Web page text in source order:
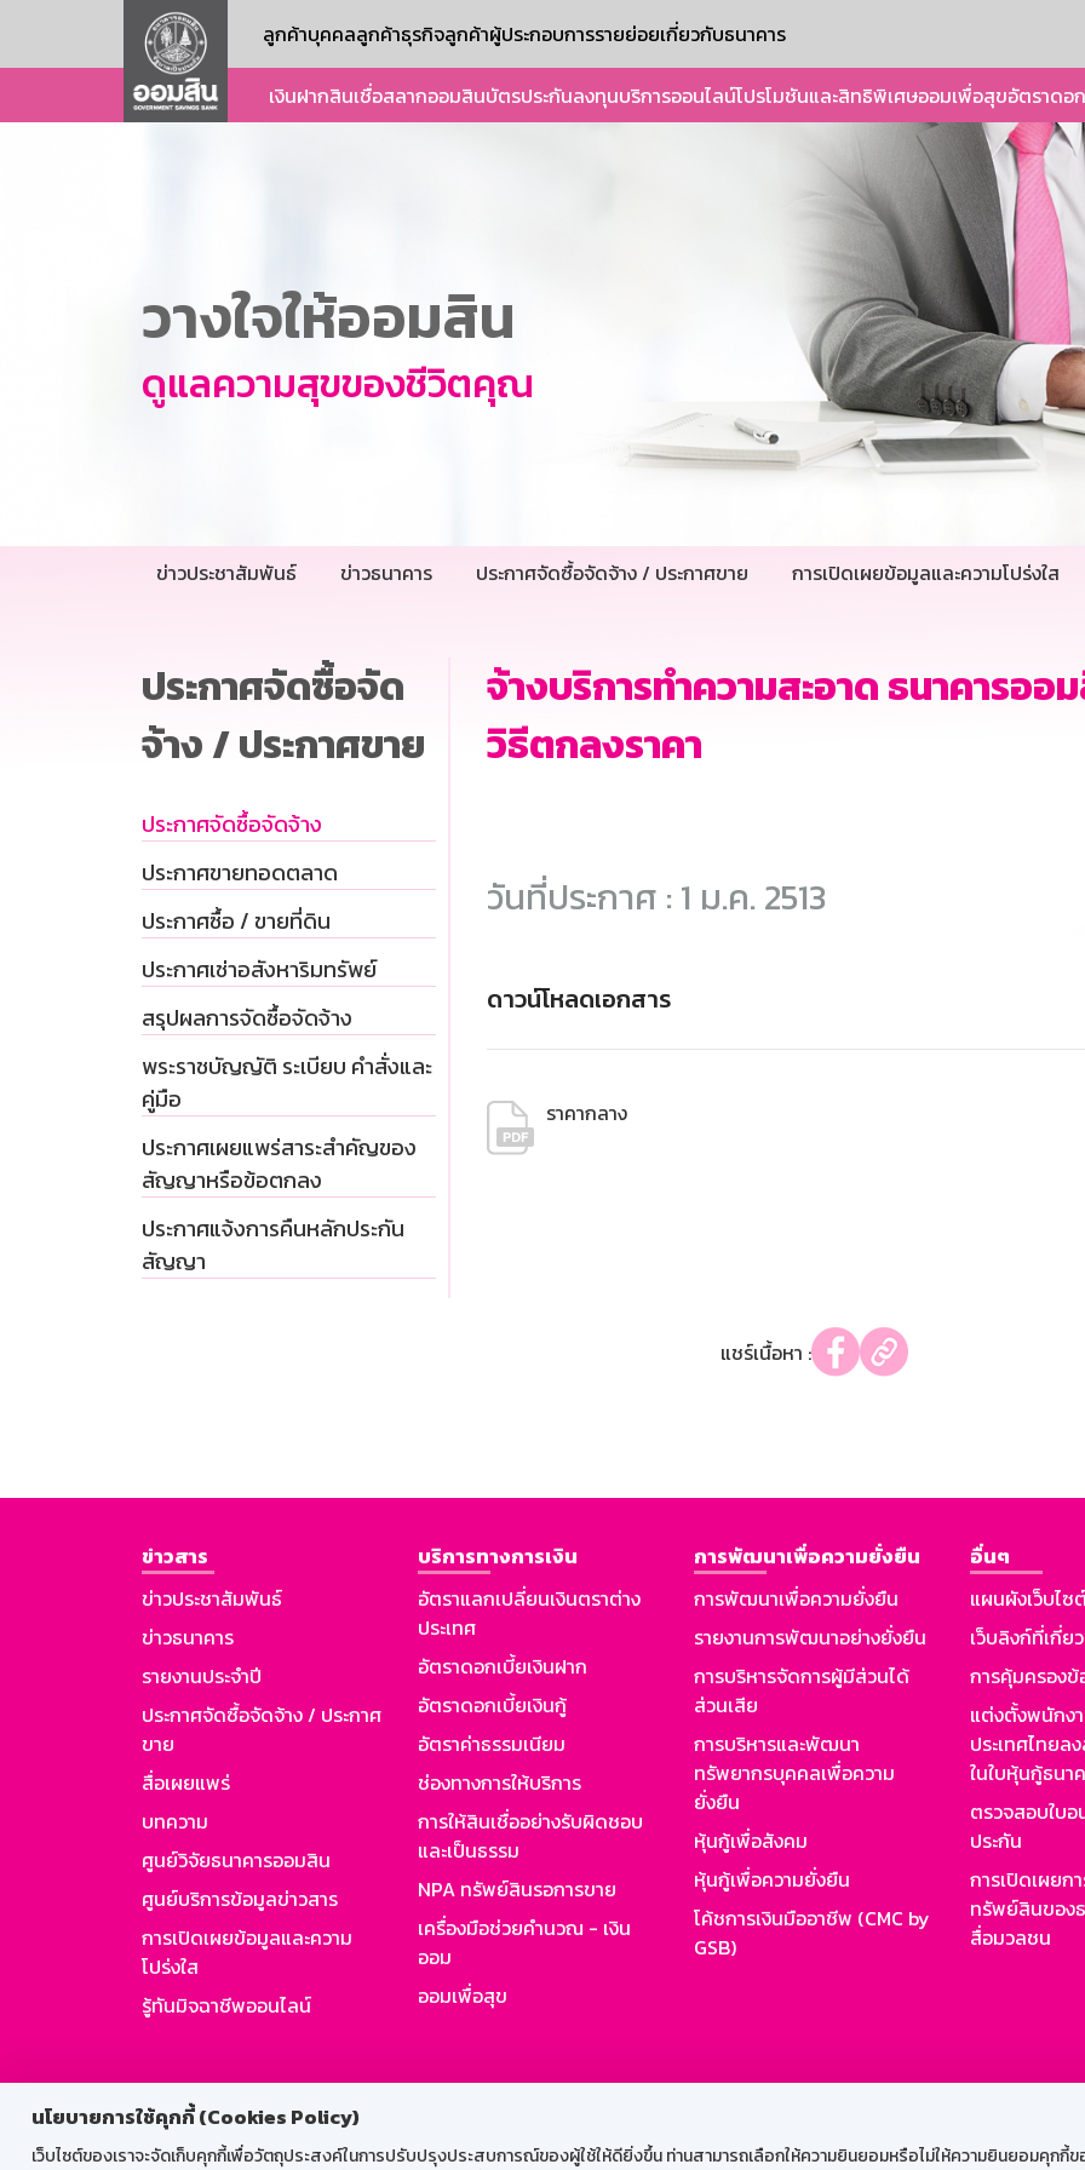
นโยบายการใช้คุกกี้ (Cookies Policy)
เว็บไซต์ของเราจะจัดเก็บคุกกี้เพื่อวัตถุประสงค์ในการปรับปรุงประสบการณ์ของผู้ใช้ให้ดียิ่งขึ้น ท่านสามารถเลือกให้ความยินยอมหรือไม่ให้ความยินยอมคุกกี้ข
ลูกค้าบุคคลลูกค้าธุรกิจลูกค้าผู้ประกอบการรายย่อยเกี่ยวกับธนาคาร
เงินฝากสินเชื่อสลากออมสินบัตรประกันลงทุนบริการออนไลน์โปรโมชันและสิทธิพิเศษออมเพื่อสุขอัตราดอ
วางใจให้ออมสิน
ดูแลความสุขของชีวิตคุณ
ข่าวประชาสัมพันธ์ ข่าวธนาคาร ประกาศจัดซื้อจัดจ้าง / ประกาศขาย การเปิดเผยข้อมูลและความโปร่งใส
ประกาศจัดซื้อจัด
จ้าง / ประกาศขาย
ประกาศจัดซื้อจัดจ้าง
ประกาศขายทอดตลาด
ประกาศซื้อ / ขายที่ดิน
ประกาศเช่าอสังหาริมทรัพย์
สรุปผลการจัดซื้อจัดจ้าง
พระราชบัญญัติ ระเบียบ คำสั่งและ
คู่มือ
ประกาศเผยแพร่สาระสำคัญของ
สัญญาหรือข้อตกลง
ประกาศแจ้งการคืนหลักประกัน
สัญญา
จ้างบริการทำความสะอาด ธนาคารออ
วิธีตกลงราคา
วันที่ประกาศ : 1 ม.ค. 2513
ดาวน์โหลดเอกสาร
ราคากลาง
แชร์เนื้อหา :
ข่าวสาร
ข่าวประชาสัมพันธ์
ข่าวธนาคาร
รายงานประจำปี
ประกาศจัดซื้อจัดจ้าง / ประกาศ
ขาย
สื่อเผยแพร่
บทความ
ศูนย์วิจัยธนาคารออมสิน
ศูนย์บริการข้อมูลข่าวสาร
การเปิดเผยข้อมูลและความ
โปร่งใส
รู้ทันมิจฉาชีพออนไลน์
บริการทางการเงิน
อัตราแลกเปลี่ยนเงินตราต่าง
ประเทศ
อัตราดอกเบี้ยเงินฝาก
อัตราดอกเบี้ยเงินกู้
อัตราค่าธรรมเนียม
ช่องทางการให้บริการ
การให้สินเชื่ออย่างรับผิดชอบ
และเป็นธรรม
NPA ทรัพย์สินรอการขาย
เครื่องมือช่วยคำนวณ - เงิน
ออม
ออมเพื่อสุข
การพัฒนาเพื่อความยั่งยืน
การพัฒนาเพื่อความยั่งยืน
รายงานการพัฒนาอย่างยั่งยืน
การบริหารจัดการผู้มีส่วนได้
ส่วนเสีย
การบริหารและพัฒนา
ทรัพยากรบุคคลเพื่อความ
ยั่งยืน
หุ้นกู้เพื่อสังคม
หุ้นกู้เพื่อความยั่งยืน
โค้ชการเงินมืออาชีพ (CMC by
GSB)
อื่นๆ
แผนผังเว็บไซ
เว็บลิงก์ที่เกี่ย
การคุ้มครอง
แต่งตั้งพนักง
ประเทศไทยล
ในใบหุ้นกู้ธนา
ตรวจสอบใบ
ประกัน
การเปิดเผยก
ทรัพย์สินของ
สื่อมวลชน